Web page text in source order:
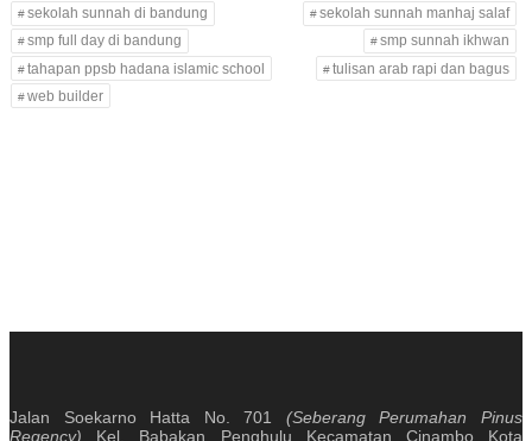
sekolah sunnah di bandung
sekolah sunnah manhaj salaf
smp full day di bandung
smp sunnah ikhwan
tahapan ppsb hadana islamic school
tulisan arab rapi dan bagus
web builder
Jalan Soekarno Hatta No. 701 (Seberang Perumahan Pinus
Regency) Kel. Babakan Penghulu Kecamatan Cinambo Kota